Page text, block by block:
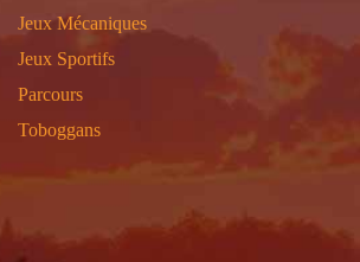
Jeux Mécaniques
Jeux Sportifs
Parcours
Toboggans